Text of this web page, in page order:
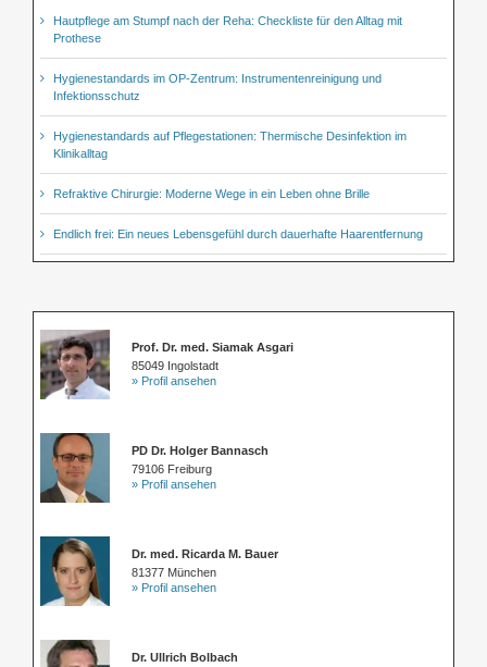
Hautpflege am Stumpf nach der Reha: Checkliste für den Alltag mit
Prothese
Hygienestandards im OP-Zentrum: Instrumentenreinigung und
Infektionsschutz
Hygienestandards auf Pflegestationen: Thermische Desinfektion im
Klinikalltag
Refraktive Chirurgie: Moderne Wege in ein Leben ohne Brille
Endlich frei: Ein neues Lebensgefühl durch dauerhafte Haarentfernung
Prof. Dr. med. Siamak Asgari
85049 Ingolstadt
» Profil ansehen
PD Dr. Holger Bannasch
79106 Freiburg
» Profil ansehen
Dr. med. Ricarda M. Bauer
81377 München
» Profil ansehen
Dr. Ullrich Bolbach